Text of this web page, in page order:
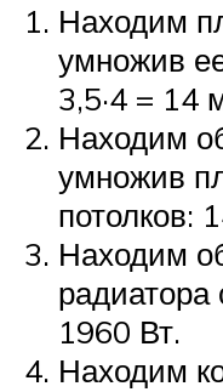
Находим
умножив
3,5·4 = 14
Находим
умножив
потолков:
Находим
радиатора
1960 Вт.
Находим